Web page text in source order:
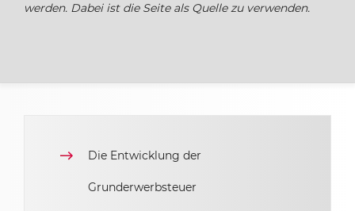
Thüringen
werden. Dabei ist die Seite als Quelle zu verwenden.
Die Entwicklung der
Grunderwerbsteuer